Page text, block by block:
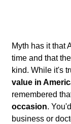
Myth has it that
time and that
kind. While it's
value in
remembered
occasion.
business or